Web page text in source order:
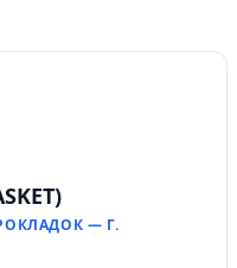
— Г.